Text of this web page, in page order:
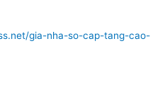
gia-nha-so-cap-tang-cao-